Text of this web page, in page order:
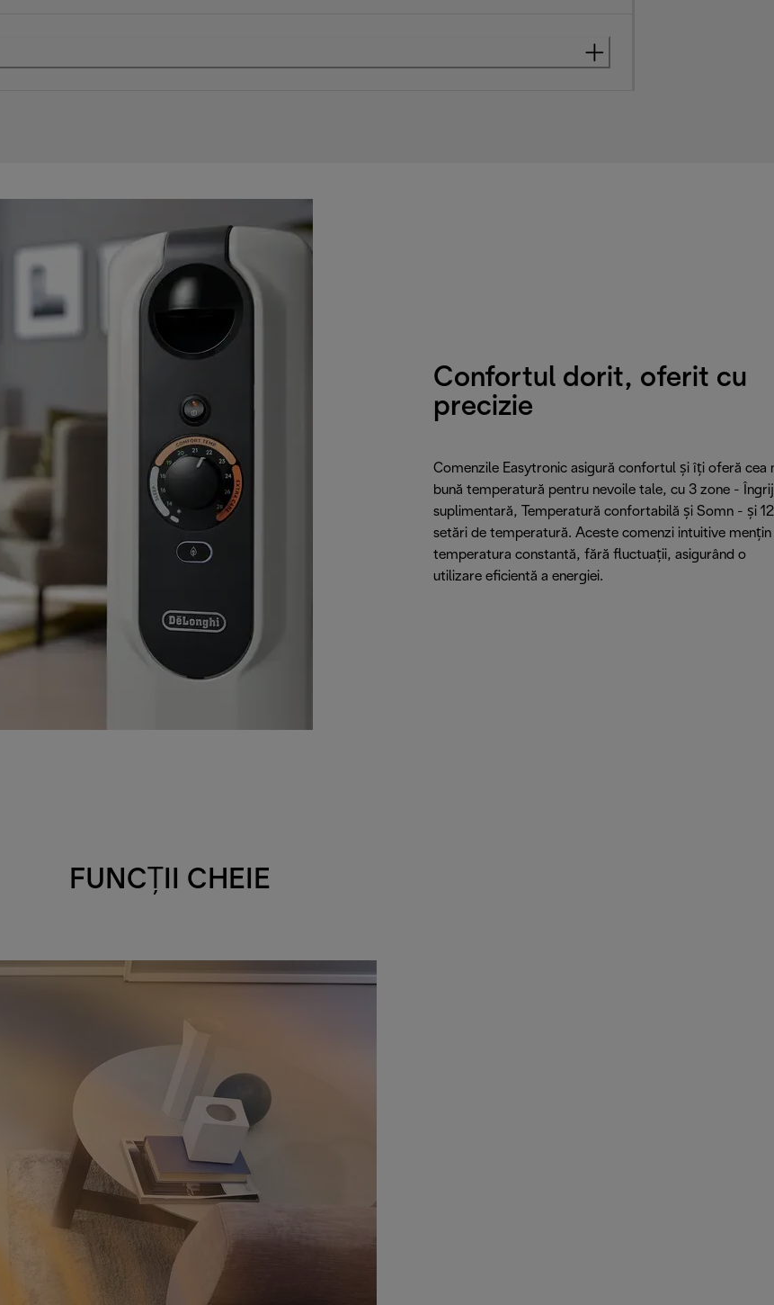
Confortul dorit, oferit cu
precizie
Comenzile Easytronic asigură confortul și îți oferă cea
bună temperatură pentru nevoile tale, cu 3 zone -
suplimentară, Temperatură confortabilă și Somn - și 12
setări de temperatură. Aceste comenzi intuitive mențin
temperatura constantă, fără fluctuații, asigurând o
utilizare eficientă a energiei.
FUNCȚII CHEIE